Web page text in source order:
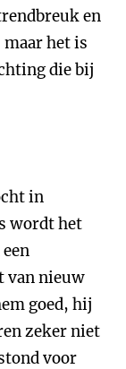
en
het is
die bij
in
wordt het
van nieuw
goed, hij
zeker niet
voor